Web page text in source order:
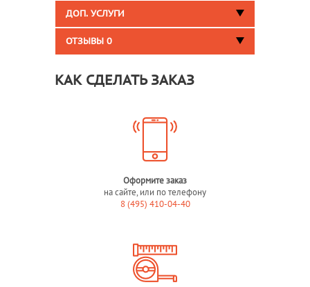
ДОП. УСЛУГИ
ОТЗЫВЫ 0
КАК СДЕЛАТЬ ЗАКАЗ
Оформите заказ
на сайте, или по телефону
8 (495) 410-04-40